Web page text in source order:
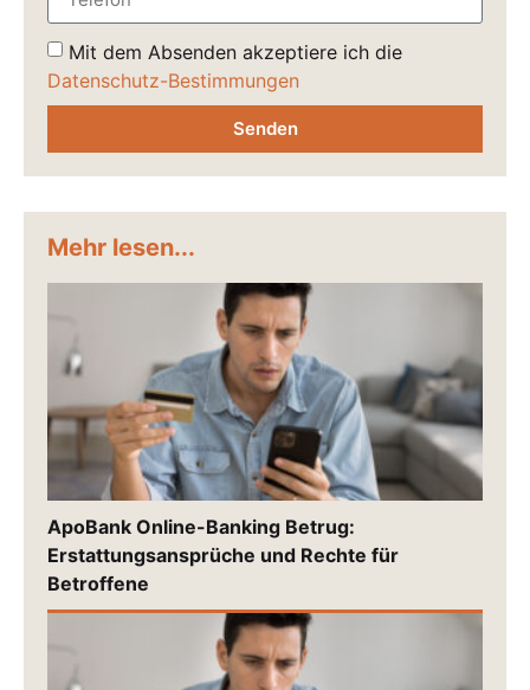
Mit dem Absenden akzeptiere ich die
Datenschutz-Bestimmungen
Senden
Mehr lesen...
ApoBank Online-Banking Betrug:
Erstattungsansprüche und Rechte für
Betroffene